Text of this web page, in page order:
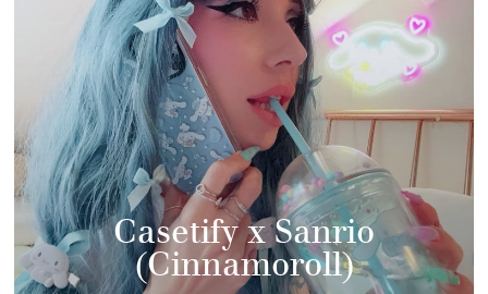
Casetify x Sanrio
(Cinnamoroll)